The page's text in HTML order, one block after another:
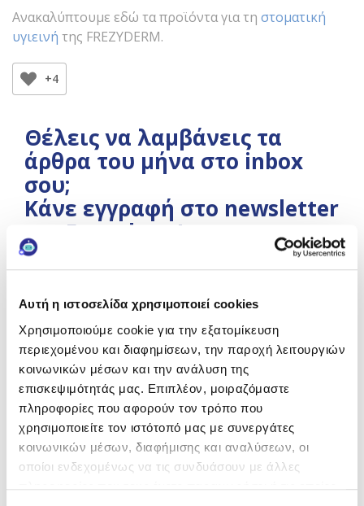
Αυτή η ιστοσελίδα χρησιμοποιεί cookies
Χρησιμοποιούμε cookie για την εξατομίκευση
περιεχομένου και διαφημίσεων, την παροχή λειτουργιών
κοινωνικών μέσων και την ανάλυση της
επισκεψιμότητάς μας. Επιπλέον, μοιραζόμαστε
πληροφορίες που αφορούν τον τρόπο που
χρησιμοποιείτε τον ιστότοπό μας με συνεργάτες
κοινωνικών μέσων, διαφήμισης και αναλύσεων, οι
οποίοι ενδεχομένως να τις συνδυάσουν με άλλες
Ανακαλύπτουμε εδώ τα προϊόντα για τη στοματική
υγιεινή της FREZYDERM.
+4
Θέλεις να λαμβάνεις τα
άρθρα του μήνα στο inbox
σου;
Κάνε εγγραφή στο newsletter
της Frezyderm!
Αποδέχομαι τηνΠολιτική Απορρήτου
Εγγραφή